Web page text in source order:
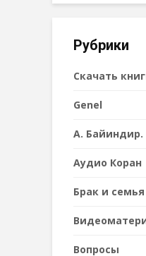
Рубрики
Cкачать
Genel
А. Байиндир.
Аудио Коран
Брак и
Вопросы